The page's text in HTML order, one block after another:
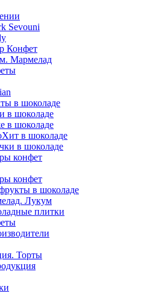
Sevouni
Конфет
Мармелад
в шоколаде
в шоколаде
в шоколаде
в шоколаде
в шоколаде
конфет
конфет
в шоколаде
Лукум
плитки
Торты